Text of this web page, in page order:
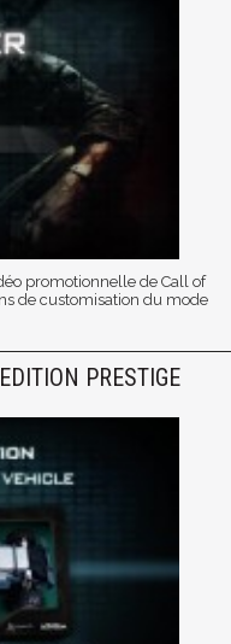
promotionnelle de Call of
de customisation du mode
PRESTIGE